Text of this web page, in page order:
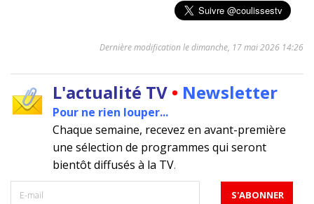
Dernière modification le dimanche, 17 mai 2026 14:26
L'actualité TV • Newsletter
Pour ne rien louper...
Chaque semaine, recevez en avant-première
une sélection de programmes qui seront
bientôt diffusés à la TV.